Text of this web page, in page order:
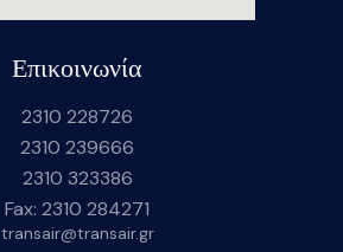
Επικοινωνία
2310 228726
2310 239666
2310 323386
Fax: 2310 284271
transair@transair.gr